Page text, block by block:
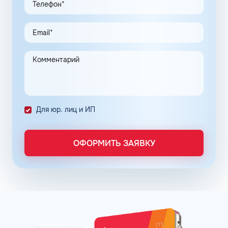
предпринимателей. Заправочные карты для ИП
значительно упрощают выполнение задач в области
транспортной логистики.
Автоматизация процессов транспортной логистики
помогает упростить работу сотрудников, сократить
количество поставленных задач и трудозатрат на их
Снизить расходы на топливо помогает контроль
расходов, который осуществляется в упрощенном
Систематизация и сбор информации в одном месте о
расходах водителей на заправках поможет выявить
недобросовестных сотрудников. Использование средств
компании в собственных интересах легко выявить, если
компании требуют экономии и тщательного контроля
Для юр. лиц и ИП
ОФОРМИТЬ ЗАЯВКУ